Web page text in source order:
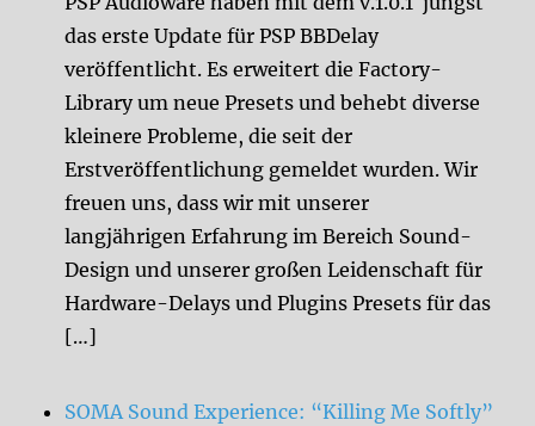
das erste Update für PSP BBDelay
veröffentlicht. Es erweitert die Factory-
Library um neue Presets und behebt diverse
kleinere Probleme, die seit der
Erstveröffentlichung gemeldet wurden. Wir
freuen uns, dass wir mit unserer
langjährigen Erfahrung im Bereich Sound-
Design und unserer großen Leidenschaft für
Hardware-Delays und Plugins Presets für das
[…]
SOMA Sound Experience: “Killing Me Softly”